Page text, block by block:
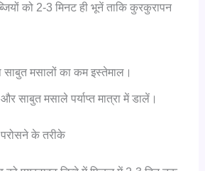
को 2-3 मिनट ही भूनें ताकि कुरकुरापन
साबुत मसालों का कम इस्तेमाल।
साबुत मसाले पर्याप्त मात्रा में डालें।
के तरीके